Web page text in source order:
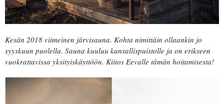
Kesän 2018 viimeinen järvisauna. Kohta nimittäin ollaankin jo
syyskuun puolella. Sauna kuuluu kansallispuistolle ja on erikseen
vuokrattavissa yksityiskäyttöön. Kiitos Eevalle tämän hoitamisesta!